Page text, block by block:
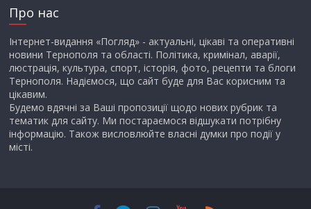
Про нас
Інтернет-видання «Погляд» - актуальні, цікаві та оперативні
новини Тернополя та області. Політика, кримінал, аварії,
люстрація, культура, спорт, історія, фото, рецепти та блоги
Тернополя. Надіємося, що сайт буде для Вас корисним та
цікавим.
Будемо вдячні за Ваші пропозиції щодо нових рубрик та
тематик для сайту. Ми постараємося відшукати потрібну
інформацію. Також висловлюйте власні думки про події у
місті.